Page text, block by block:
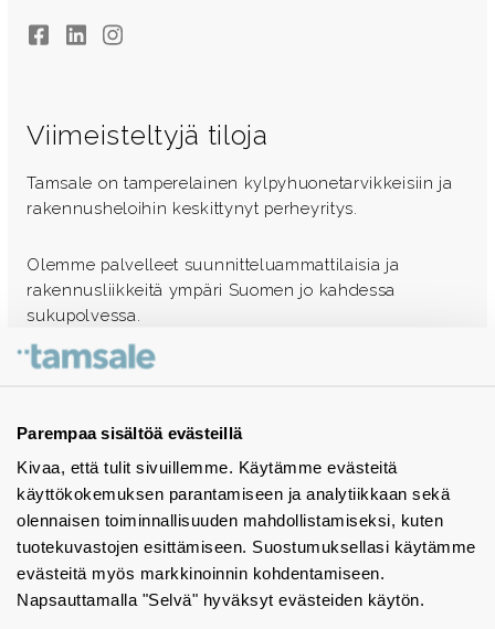
Parempaa sisältöä evästeillä
Kivaa, että tulit sivuillemme. Käytämme evästeitä
käyttökokemuksen parantamiseen ja analytiikkaan sekä
olennaisen toiminnallisuuden mahdollistamiseksi, kuten
tuotekuvastojen esittämiseen. Suostumuksellasi käytämme
evästeitä myös markkinoinnin kohdentamiseen.
Napsauttamalla "Selvä" hyväksyt evästeiden käytön.
FacebookLinkedInInstagram
Viimeisteltyjä tiloja
Tamsale on tamperelainen kylpyhuonetarvikkeisiin ja
rakennusheloihin keskittynyt perheyritys.
Olemme palvelleet suunnitteluammattilaisia ja
rakennusliikkeitä ympäri Suomen jo kahdessa
sukupolvessa.
Ota yhteyttä - autamme mielellämme
Tuotekuvastot
Instagram
BIM-objektit
Yhteystiedot
Tiedotteet